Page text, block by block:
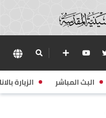
البث المباشر الزيارة